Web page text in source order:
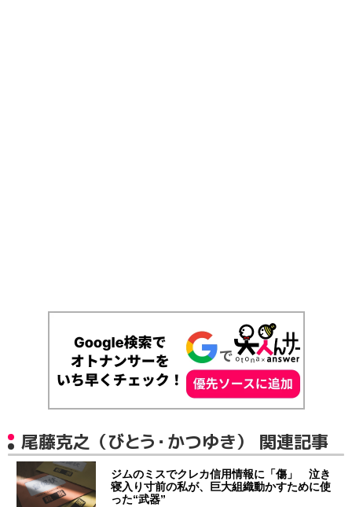
尾藤克之（びとう・かつゆき） 関連記事
ジムのミスでクレカ信用情報に「傷」 泣き
寝入り寸前の私が、巨大組織動かすために使
った“武器”